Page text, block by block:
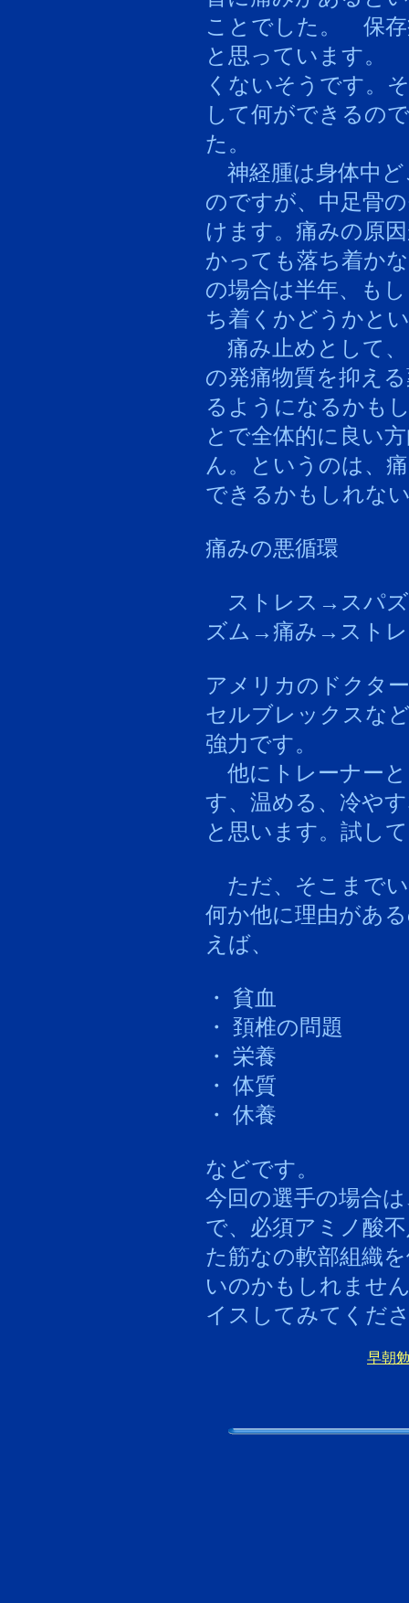
ことでした。 保存
と思っています。
くないそうです。
して何ができるの
た。
神経腫は身体中
のですが、中足骨
けます。痛みの原
かっても落ち着か
の場合は半年、も
ち着くかどうかと
痛み止めとして
の発痛物質を抑え
るようになるかも
とで全体的に良い
ん。というのは、
できるかもしれな
痛みの悪循環
ストレス→スパ
ズム→痛み→スト
アメリカのドクタ
セルブレックスな
強力です。
他にトレーナー
す、温める、冷や
と思います。試し
ただ、そこまで
何か他に理由があ
えば、
・ 貧血
・ 頚椎の問題
・ 栄養
・ 体質
・ 休養
などです。
今回の選手の場合
で、必須アミノ酸
た筋なの軟部組織
いのかもしれませ
イスしてみてくだ
早朝